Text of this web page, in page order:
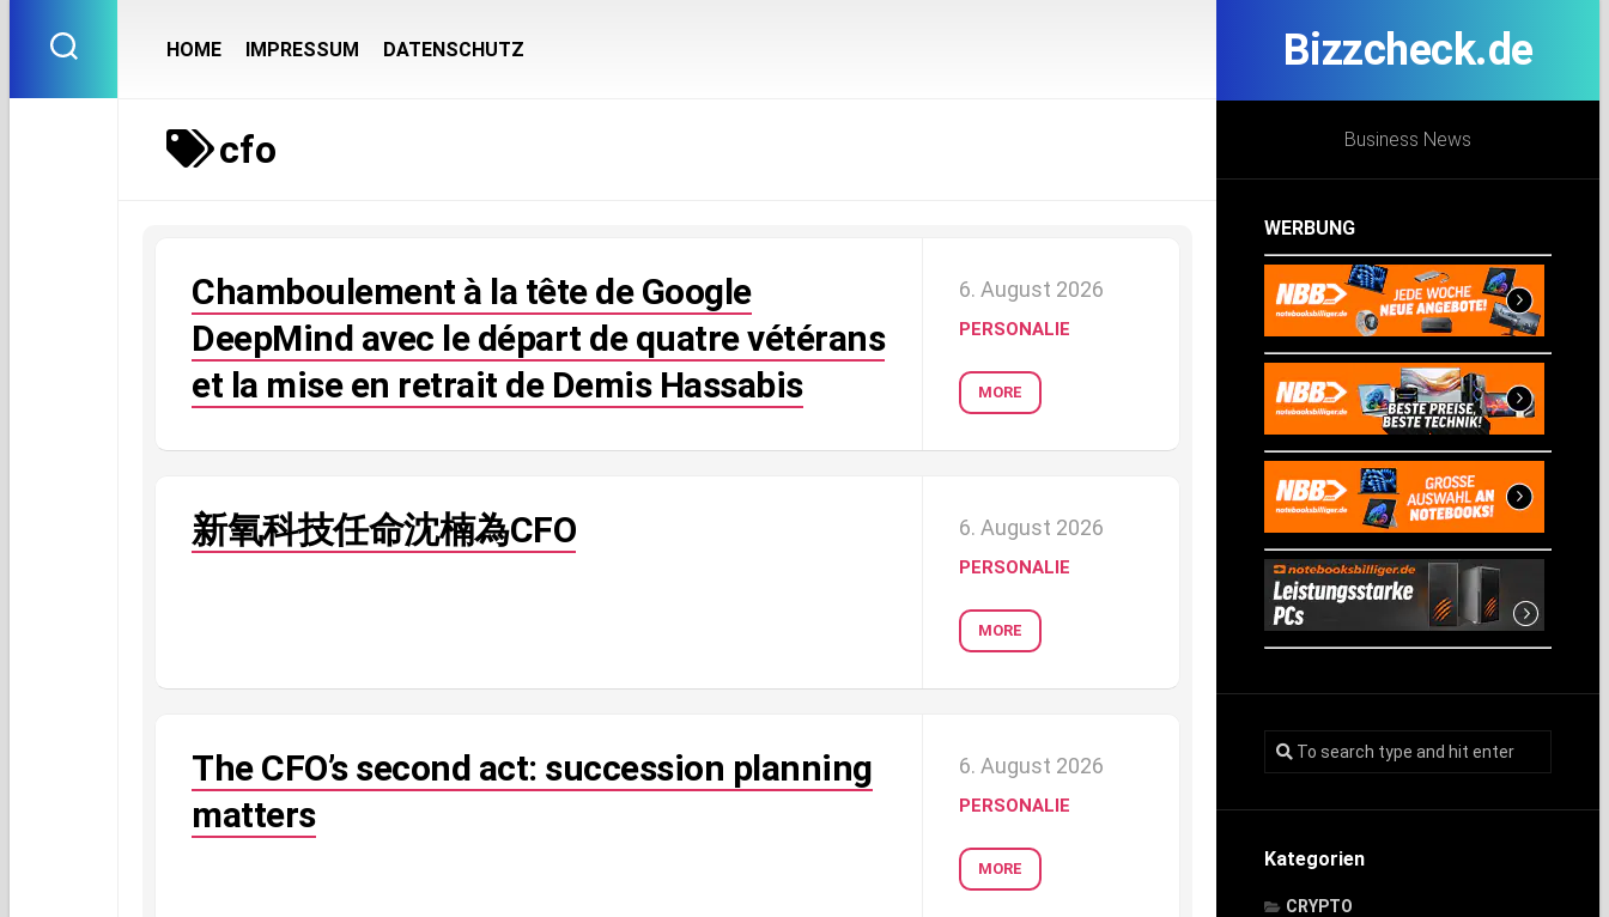
content
Bizzcheck.de
Business News
WERBUNG
Kategorien
CRYPTO
HOME IMPRESSUM DATENSCHUTZ
cfo
Chamboulement à la tête de Google
DeepMind avec le départ de quatre vétérans
et la mise en retrait de Demis Hassabis
6. August 2026
PERSONALIE
MORE
新氧科技任命沈楠為CFO 6. August 2026
PERSONALIE
MORE
The CFO’s second act: succession planning
matters
6. August 2026
PERSONALIE
MORE